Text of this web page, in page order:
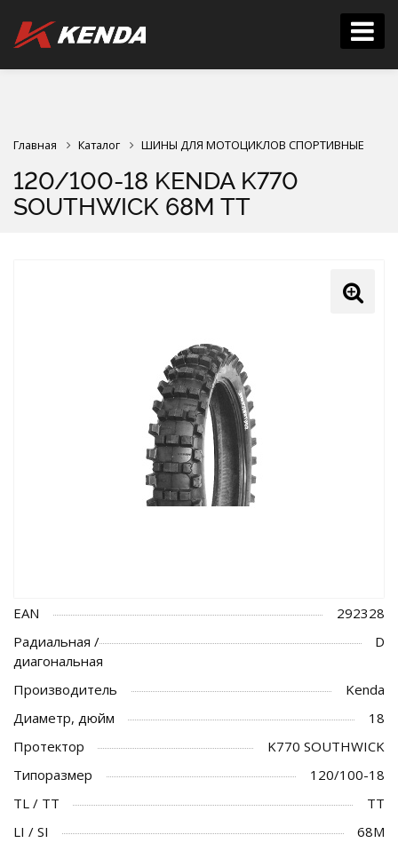
Главная Каталог ШИНЫ ДЛЯ МОТОЦИКЛОВ СПОРТИВНЫЕ
120/100-18 KENDA K770
SOUTHWICK 68M TT
EAN
292328
Радиальная /
диагональная
D
Производитель
Kenda
Диаметр, дюйм
18
Протектор
K770 SOUTHWICK
Типоразмер
120/100-18
TL / TT
TT
LI / SI
68M